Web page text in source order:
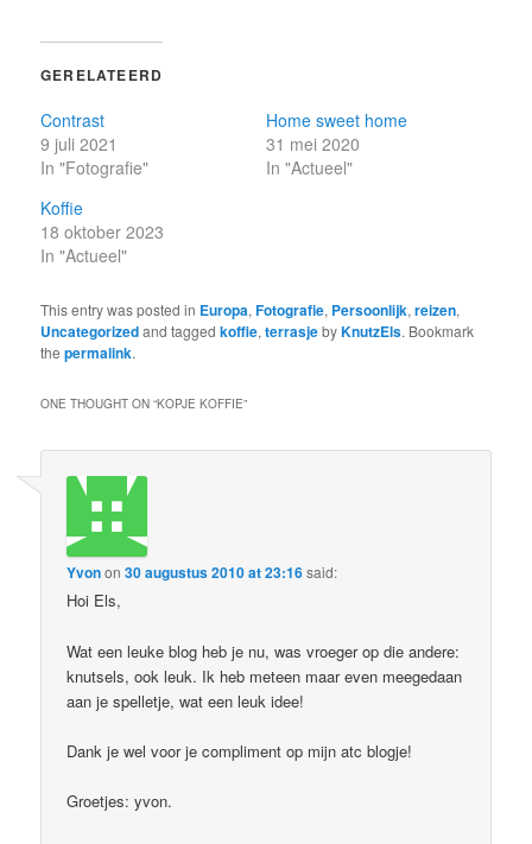
GERELATEERD
Contrast
9 juli 2021
In "Fotografie"
Home sweet home
31 mei 2020
In "Actueel"
Koffie
18 oktober 2023
In "Actueel"
This entry was posted in Europa,Fotografie, Persoonlijk,reizen,
Uncategorizedand taggedkoffie,terrasjebyKnutzEls. Bookmark
thepermalink.
ONE THOUGHT ON “KOPJE KOFFIE”
Yvonon30 augustus 2010 at 23:16said:
Hoi Els,
Wat een leuke blog heb je nu, was vroeger op die andere:
knutsels, ook leuk. Ik heb meteen maar even meegedaan
aan je spelletje, wat een leuk idee!
Dank je wel voor je compliment op mijn atc blogje!
Groetjes: yvon.